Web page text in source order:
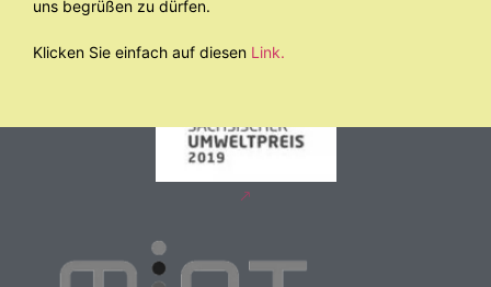
uns begrüßen zu dürfen.
Klicken Sie einfach auf diesen Link.